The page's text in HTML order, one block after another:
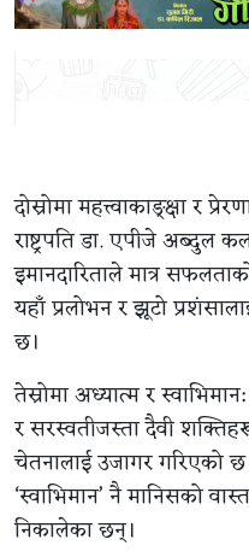
दोस्रोमा महत्त्वाकाङ्क्षा र
राष्ट्रपति डा. एपीजे अब्दुल
इमानदारिताले मात्र
यहाँ प्रलोभन र झूटो
छ।
तेस्रोमा अध्यात्म र
र सरस्वतीजस्ता दैवी
चेतनालाई उजागर गरिएको
‘स्वाभिमान’ नै मानिसको
निकालेका छन्।